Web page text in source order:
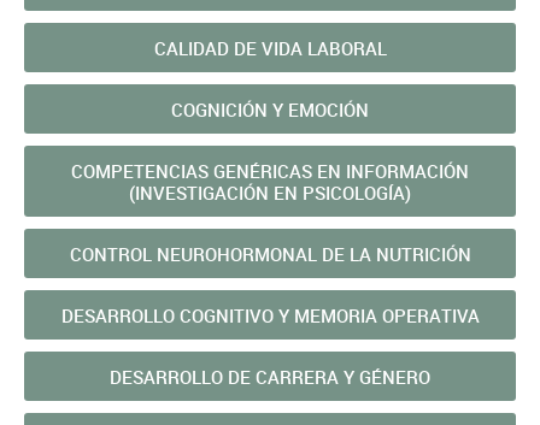
CALIDAD DE VIDA LABORAL
COGNICIÓN Y EMOCIÓN
COMPETENCIAS GENÉRICAS EN INFORMACIÓN
(INVESTIGACIÓN EN PSICOLOGÍA)
CONTROL NEUROHORMONAL DE LA NUTRICIÓN
DESARROLLO COGNITIVO Y MEMORIA OPERATIVA
DESARROLLO DE CARRERA Y GÉNERO